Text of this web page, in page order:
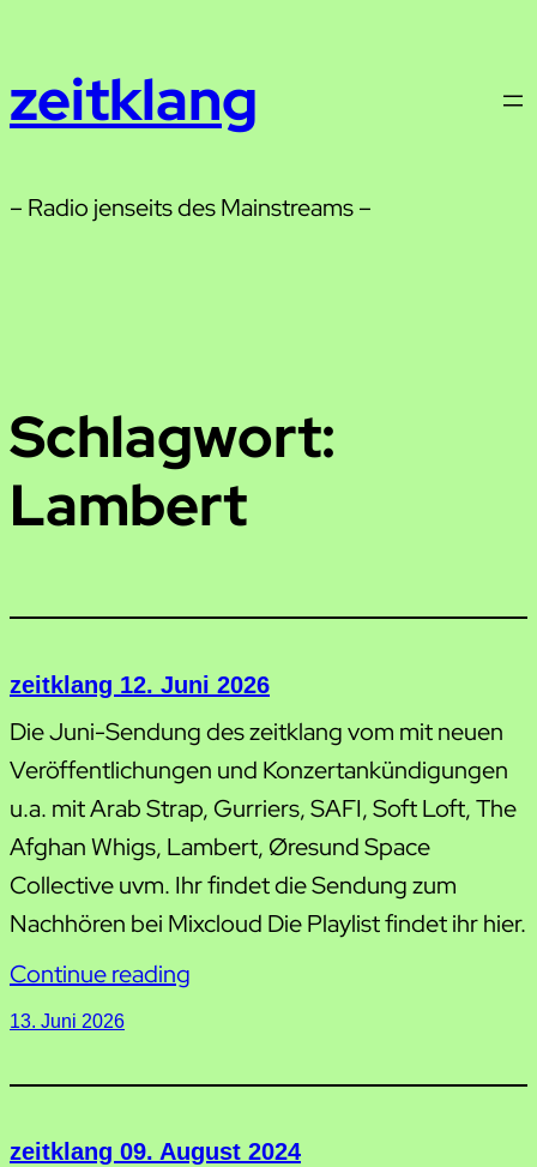
springen
zeitklang
– Radio jenseits des Mainstreams –
Schlagwort:
Lambert
zeitklang 12. Juni 2026
Die Juni-Sendung des zeitklang vom mit neuen
Veröffentlichungen und Konzertankündigungen
u.a. mit Arab Strap, Gurriers, SAFI, Soft Loft, The
Afghan Whigs, Lambert, Øresund Space
Collective uvm. Ihr findet die Sendung zum
Nachhören bei Mixcloud Die Playlist findet ihr hier.
Continue reading
13. Juni 2026
zeitklang 09. August 2024